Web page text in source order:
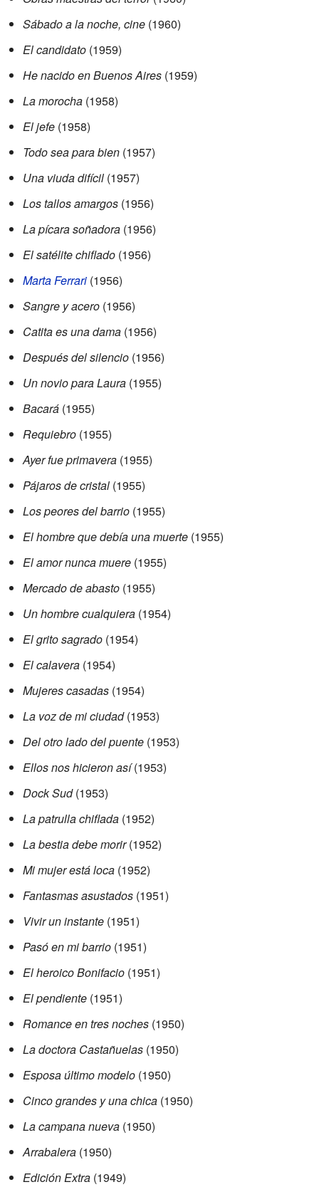
Sábado a la noche, cine (1960)
El candidato (1959)
He nacido en Buenos Aires (1959)
La morocha (1958)
El jefe (1958)
Todo sea para bien (1957)
Una viuda difícil (1957)
Los tallos amargos (1956)
La pícara soñadora (1956)
El satélite chiflado (1956)
Marta Ferrari (1956)
Sangre y acero (1956)
Catita es una dama (1956)
Después del silencio (1956)
Un novio para Laura (1955)
Bacará (1955)
Requiebro (1955)
Ayer fue primavera (1955)
Pájaros de cristal (1955)
Los peores del barrio (1955)
El hombre que debía una muerte (1955)
El amor nunca muere (1955)
Mercado de abasto (1955)
Un hombre cualquiera (1954)
El grito sagrado (1954)
El calavera (1954)
Mujeres casadas (1954)
La voz de mi ciudad(1953)
Del otro lado del puente (1953)
Ellos nos hicieron así(1953)
Dock Sud(1953)
La patrulla chiflada (1952)
La bestia debe morir(1952)
Mi mujer está loca (1952)
Fantasmas asustados (1951)
Vivir un instante (1951)
Pasó en mi barrio (1951)
El heroico Bonifacio (1951)
El pendiente (1951)
Romance en tres noches (1950)
La doctora Castañuelas (1950)
Esposa último modelo (1950)
Cinco grandes y una chica (1950)
La campana nueva (1950)
Arrabalera (1950)
Edición Extra (1949)